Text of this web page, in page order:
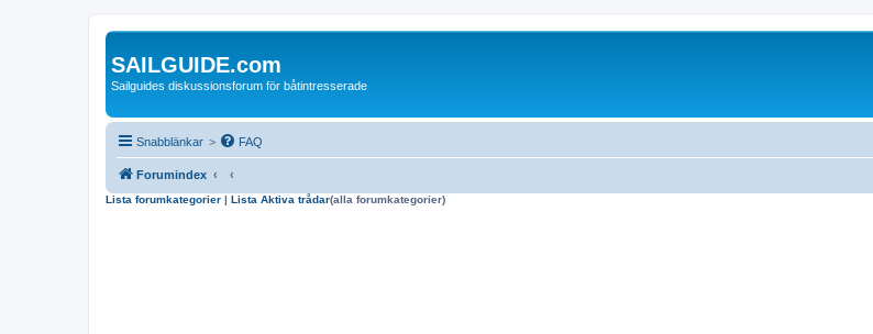
SAILGUIDE.com
Sailguides diskussionsforum för båtintresserade
Snabblänkar > FAQ
Forumindex
Lista forumkategorier | Lista Aktiva trådar(alla forumkategorier)